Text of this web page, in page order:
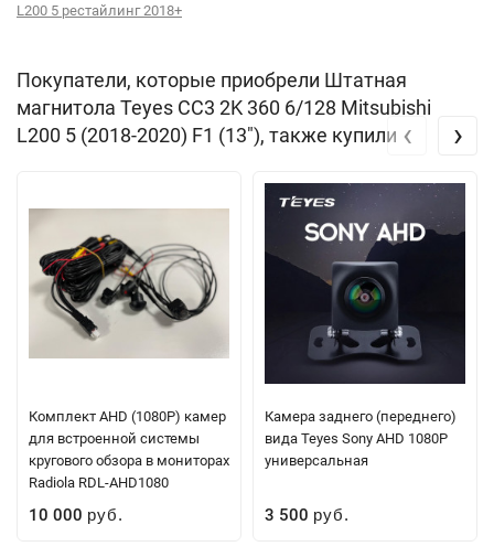
L200 5 рестайлинг 2018+
Покупатели, которые приобрели Штатная
магнитола Teyes CC3 2K 360 6/128 Mitsubishi
L200 5 (2018-2020) F1 (13"), также купили
Комплект AHD (1080P) камер
для встроенной системы
кругового обзора в мониторах
Radiola RDL-AHD1080
10 000 руб.
Камера заднего (переднего)
вида Teyes Sony AHD 1080P
универсальная
3 500 руб.
‹ ›